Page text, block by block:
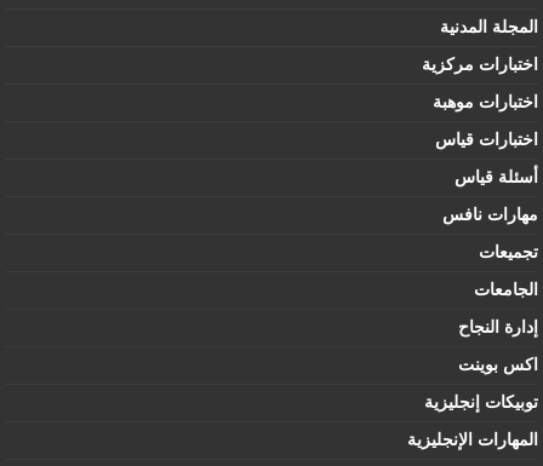
المجلة المدنية
اختبارات مركزية
اختبارات موهبة
اختبارات قياس
أسئلة قياس
مهارات نافس
تجميعات
الجامعات
إدارة النجاح
اكس بوينت
توبيكات إنجليزية
المهارات الإنجليزية